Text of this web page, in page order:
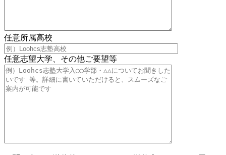
任意所属高校
任意志望大学、その他ご要望等